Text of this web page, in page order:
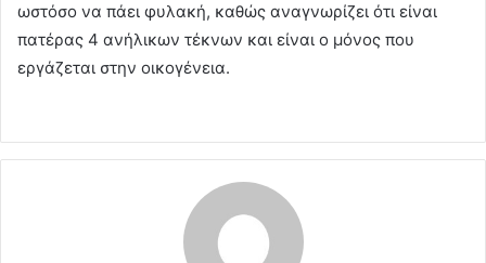
ωστόσο να πάει φυλακή, καθώς αναγνωρίζει ότι είναι
πατέρας 4 ανήλικων τέκνων και είναι ο μόνος που
εργάζεται στην οικογένεια.